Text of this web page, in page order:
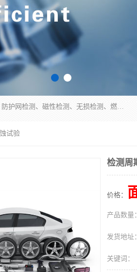
四川纳卡检测服务有限公司主营服务：噪音检测、灯光检测、防护网检测、磁性检测、无损检测、燃烧等级检测；本着严谨、规范的态度严格执行国家现行标准、规范及规程，奉行“科学公正、准确、持续改进、诚信服务”的企业价值和“科学、信誉、服务”的企业宗旨，竭诚为广大客户服务。
试验
检测周
价格：
产品数量：
发货地址：
关键词：